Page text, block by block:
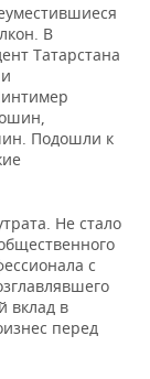
В
Татарстана
Подошли к
Не стало
с
вклад в
перед